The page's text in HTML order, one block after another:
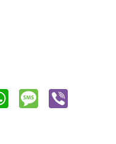
WhatsApp
Message